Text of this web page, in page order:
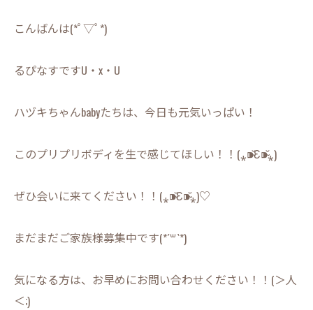
こんばんは(*ﾟ▽ﾟ*)
るぴなすですU・x・U
ハヅキちゃんbabyたちは、今日も元気いっぱい！
このプリプリボディを生で感じてほしい！！(⁎⁍̴̆Ɛ⁍̴̆⁎)
ぜひ会いに来てください！！(⁎⁍̴̆Ɛ⁍̴̆⁎)♡
まだまだご家族様募集中です(*´꒳`*)
気になる方は、お早めにお問い合わせください！！(＞人
＜;)